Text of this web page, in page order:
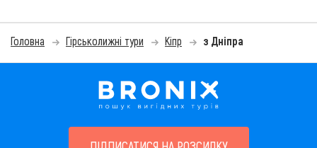
Головна Гірськолижні тури Кіпр з Дніпра